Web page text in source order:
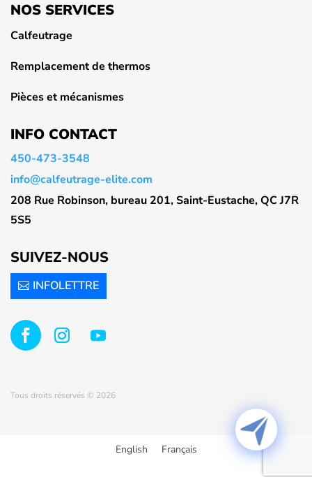
NOS SERVICES
Calfeutrage
Remplacement de thermos
Pièces et mécanismes
INFO CONTACT
450-473-3548
info@calfeutrage-elite.com
208 Rue Robinson, bureau 201, Saint-Eustache, QC J7R
5S5
SUIVEZ-NOUS
INFOLETTRE
Tous droits réservés © 2026
English Français